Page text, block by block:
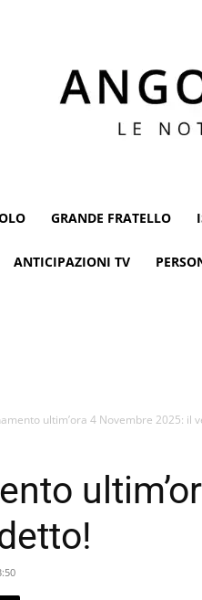
GRANDE FRATELLO
ANTICIPAZIONI TV
ultim’ora 4 Novembre 2025: il